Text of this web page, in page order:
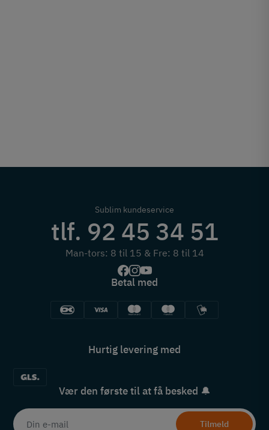
Sublim kundeservice
tlf. 92 45 34 51
Man-tors: 8 til 15 & Fre: 8 til 14
Betal med
Hurtig levering med
Vær den første til at få besked 🔔
Tilmeld